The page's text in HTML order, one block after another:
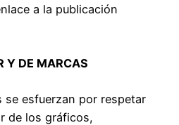
a la publicación
Y DE MARCAS
se esfuerzan por respetar
de los gráficos,